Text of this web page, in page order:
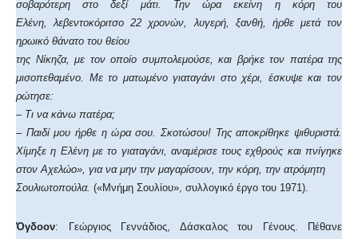
σοβαρότερη στο δεξί μάτι. Την ώρα εκείνη η κόρη του
Ελένη, λεβεντοκόριτσο 22 χρονών, λυγερή, ξανθή, ήρθε μετά τον
ηρωικό θάνατο του θείου
της Νίκηζα, με τον οποίο συμπολεμούσε, και βρήκε τον πατέρα της
μισοπεθαμένο. Με το ματωμένο γιαταγάνι στο χέρι, έσκυψε και τον
ρώτησε:
– Τι να κάνω πατέρα;
– Παιδί μου ήρθε η ώρα σου. Σκοτώσου! Της αποκρίθηκε ψιθυριστά.
Χίμηξε η Ελένη με το γιαταγάνι, αναμέρισε τους εχθρούς και πνίγηκε
στον Αχελώο», για να μην την μαγαρίσουν, την κόρη, την ατρόμητη
Σουλιωτοπούλα. («Μνήμη Σουλίου», συλλογικό έργο του 1971).
Όγδοον: Γεώργιος Γεννάδιος, Δάσκαλος του Γένους. Πέθανε